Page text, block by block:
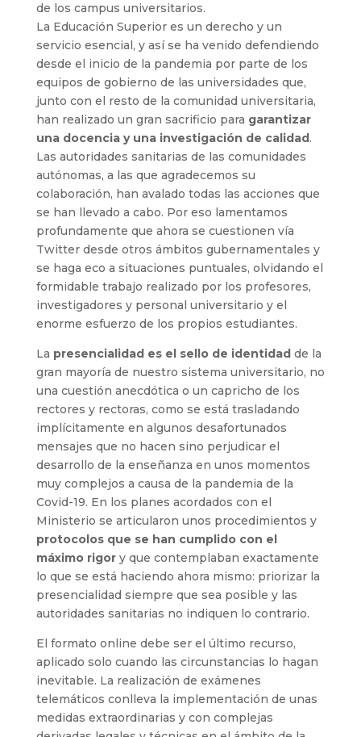
de los campus universitarios.
La Educación Superior es un derecho y un
servicio esencial, y así se ha venido defendiendo
desde el inicio de la pandemia por parte de los
equipos de gobierno de las universidades que,
junto con el resto de la comunidad universitaria,
han realizado un gran sacrificio para garantizar
una docencia y una investigación de calidad.
Las autoridades sanitarias de las comunidades
autónomas, a las que agradecemos su
colaboración, han avalado todas las acciones que
se han llevado a cabo. Por eso lamentamos
profundamente que ahora se cuestionen vía
Twitter desde otros ámbitos gubernamentales y
se haga eco a situaciones puntuales, olvidando el
formidable trabajo realizado por los profesores,
investigadores y personal universitario y el
enorme esfuerzo de los propios estudiantes.
La presencialidad es el sello de identidadde la
gran mayoría de nuestro sistema universitario, no
una cuestión anecdótica o un capricho de los
rectores y rectoras, como se está trasladando
implícitamente en algunos desafortunados
mensajes que no hacen sino perjudicar el
desarrollo de la enseñanza en unos momentos
muy complejos a causa de la pandemia de la
Covid-19. En los planes acordados con el
Ministerio se articularon unos procedimientos y
protocolos que se han cumplido con el
máximo rigory que contemplaban exactamente
lo que se está haciendo ahora mismo: priorizar la
presencialidad siempre que sea posible y las
autoridades sanitarias no indiquen lo contrario.
El formato online debe ser el último recurso,
aplicado solo cuando las circunstancias lo hagan
inevitable. La realización de exámenes
telemáticos conlleva la implementación de unas
medidas extraordinarias y con complejas